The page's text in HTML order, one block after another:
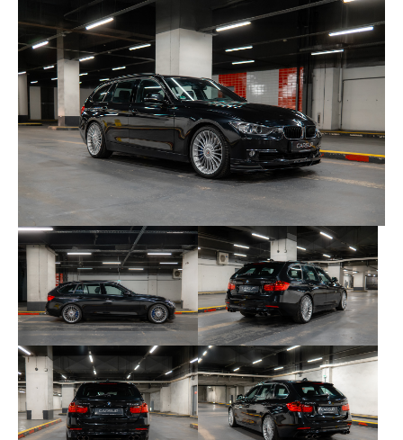
L’entretien a été confié au réseau BMW ainsi qu’à
des spécialistes reconnus. Un historique de
factures est disponible, retraçant le suivi du
véhicule depuis ses premières années.
Voici les derniers entretiens réalisés :
03/12/2014 – Autohaus W. Maier GmbH
(Allemagne)
20/04/2015 à 19 795 km – Autohaus W. Maier
GmbH (Allemagne)
02/02/2016 à 31 665 km – Autohaus Maier
Glonn (Allemagne)
07/11/2016 à 38 942 km – Autohaus Maier
Glonn (Allemagne)
06/03/2018 – TÜV SÜD (Allemagne)
27/04/2018 à 53 152 km – Autohaus W. Maier